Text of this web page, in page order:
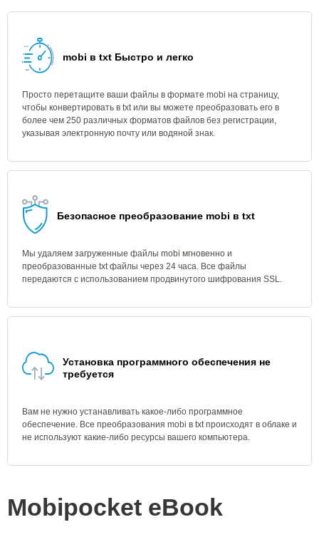
mobi в txt Быстро и легко
Просто перетащите ваши файлы в формате mobi на страницу,
чтобы конвертировать в txt или вы можете преобразовать его в
более чем 250 различных форматов файлов без регистрации,
указывая электронную почту или водяной знак.
Безопасное преобразование mobi в txt
Мы удаляем загруженные файлы mobi мгновенно и
преобразованные txt файлы через 24 часа. Все файлы
передаются с использованием продвинутого шифрования SSL.
Установка программного обеспечения не
требуется
Вам не нужно устанавливать какое-либо программное
обеспечение. Все преобразования mobi в txt происходят в облаке и
не используют какие-либо ресурсы вашего компьютера.
Mobipocket eBook